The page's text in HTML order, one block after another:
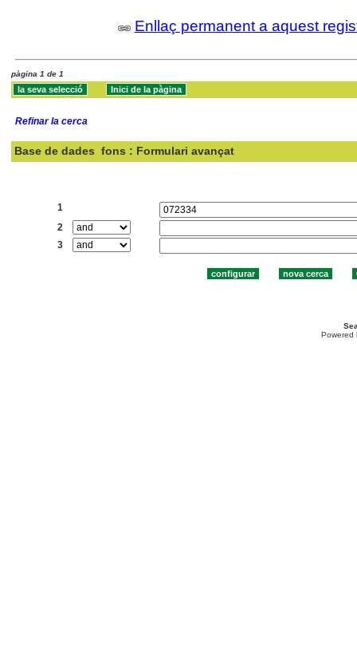
Enllaç permanent a aquest
pàgina 1 de 1
Refinar la cerca
Base de dades fons : Formulari avançat
1
2
3